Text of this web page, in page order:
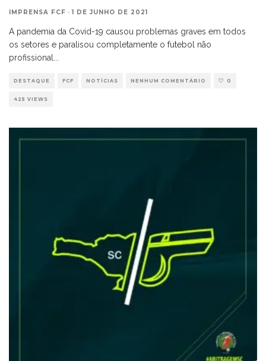
IMPRENSA FCF · 1 DE JUNHO DE 2021
A pandemia da Covid-19 causou problemas graves em todos
os setores e paralisou completamente o futebol não
profissional
DESTAQUE FCF NOTÍCIAS NENHUM COMENTÁRIO 0
425 VIEWS